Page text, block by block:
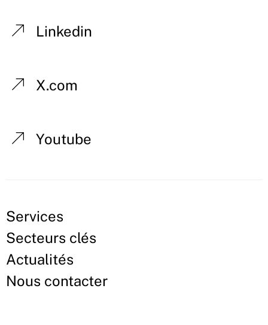
Linkedin
X.com
Youtube
Services
Secteurs clés
Actualités
Nous contacter